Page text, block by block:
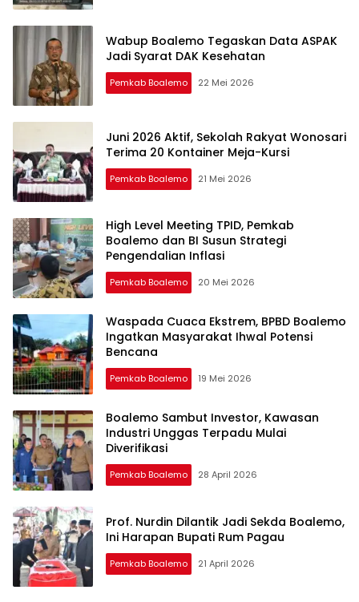
Wabup Boalemo Tegaskan Data ASPAK
Jadi Syarat DAK Kesehatan
Pemkab Boalemo 22 Mei 2026
Juni 2026 Aktif, Sekolah Rakyat Wonosari
Terima 20 Kontainer Meja-Kursi
Pemkab Boalemo 21 Mei 2026
High Level Meeting TPID, Pemkab
Boalemo dan BI Susun Strategi
Pengendalian Inflasi
Pemkab Boalemo 20 Mei 2026
Waspada Cuaca Ekstrem, BPBD Boalemo
Ingatkan Masyarakat Ihwal Potensi
Bencana
Pemkab Boalemo 19 Mei 2026
Boalemo Sambut Investor, Kawasan
Industri Unggas Terpadu Mulai
Diverifikasi
Pemkab Boalemo 28 April 2026
Prof. Nurdin Dilantik Jadi Sekda Boalemo,
Ini Harapan Bupati Rum Pagau
Pemkab Boalemo 21 April 2026